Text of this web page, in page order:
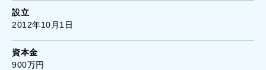
設立
2012年10月1日
資本金
900万円